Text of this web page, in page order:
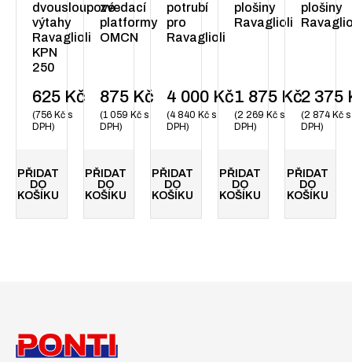
dvousloupové
výtahy
Ravaglioli
KPN
250
625 Kč
756 Kč s
DPH
PŘIDAT
DO
KOŠÍKU
zvedací
platformy
OMCN
875 Kč
1 059 Kčs
DPH
PŘIDAT
DO
KOŠÍKU
potrubí
pro
Ravaglioli
4 000 Kč
4 840Kč s
DPH
PŘIDAT
DO
KOŠÍKU
plošiny
Ravaglioli
1 875 Kč
2 269 Kčs
DPH
PŘIDAT
DO
KOŠÍKU
plošiny
2 375
2 874Kč s
DPH
PŘIDAT
DO
KOŠÍKU